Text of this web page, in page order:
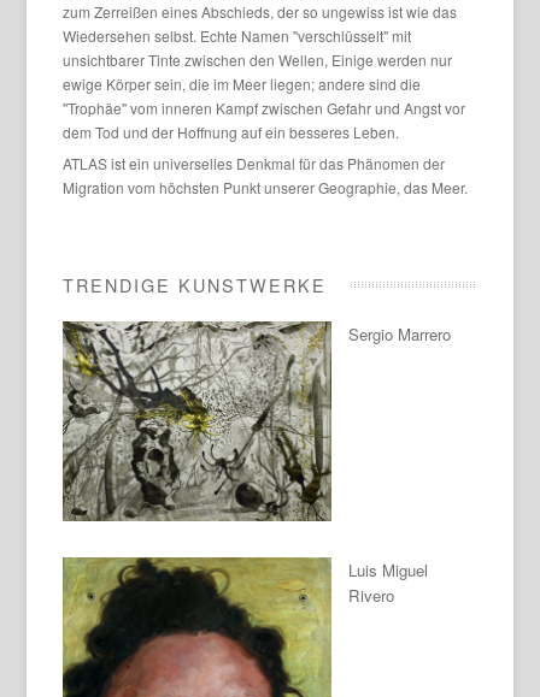
zum Zerreißen eines Abschieds, der so ungewiss ist wie das
Wiedersehen selbst. Echte Namen "verschlüsselt" mit
unsichtbarer Tinte zwischen den Wellen, Einige werden nur
ewige Körper sein, die im Meer liegen; andere sind die
"Trophäe" vom inneren Kampf zwischen Gefahr und Angst vor
dem Tod und der Hoffnung auf ein besseres Leben.
ATLAS ist ein universelles Denkmal für das Phänomen der
Migration vom höchsten Punkt unserer Geographie, das Meer.
TRENDIGE KUNSTWERKE
Sergio Marrero
Luis Miguel
Rivero